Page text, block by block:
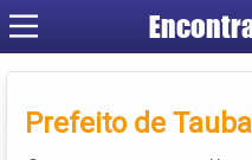
Prefeito de